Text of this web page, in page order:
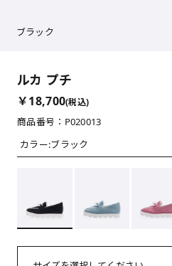
ブラック
ルカ プチ
￥18,700(税込)
商品番号：P020013
カラー:ブラック